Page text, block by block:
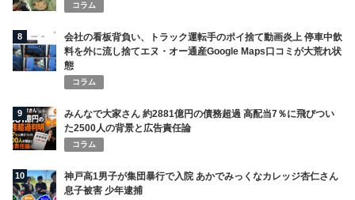
コラム
8
会社の看板背負い、トラック運転手のポイ捨て動画炎上 停車中飲
料を外に流し捨てエヌ・オー通産Google Maps口コミが大荒れ状
態
コラム
9
みんなで大家さん 約2881億円の債務超過 高配当7％に飛びつい
た2500人の背景と広告責任論
コラム
10
神戸高1男子が集団暴行で入院 あかでみっくなカレッジ杏仁さん
息子被害 少年逮捕